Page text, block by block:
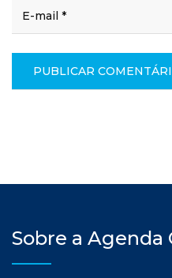
Sobre a Agenda